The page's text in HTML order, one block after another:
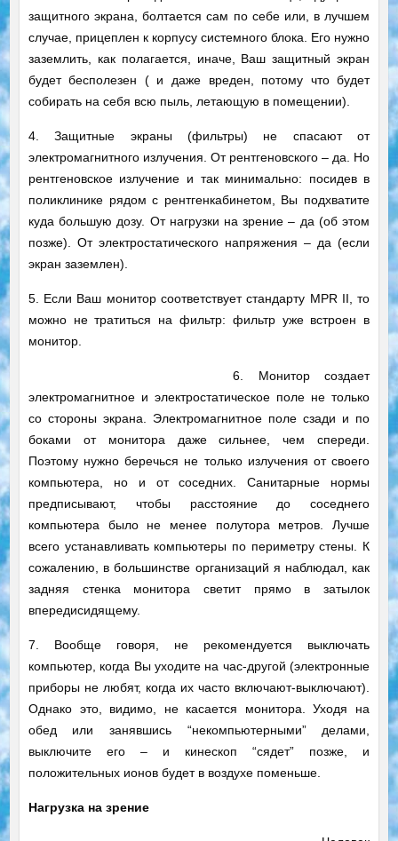
защитного экрана, болтается сам по себе или, в лучшем
случае, прицеплен к корпусу системного блока. Его нужно
заземлить, как полагается, иначе, Ваш защитный экран
будет бесполезен ( и даже вреден, потому что будет
собирать на себя всю пыль, летающую в помещении).
4. Защитные экраны (фильтры) не спасают от
электромагнитного излучения. От рентгеновского – да. Но
рентгеновское излучение и так минимально: посидев в
поликлинике рядом с рентгенкабинетом, Вы подхватите
куда большую дозу. От нагрузки на зрение – да (об этом
позже). От электростатического напряжения – да (если
экран заземлен).
5. Если Ваш монитор соответствует стандарту MPR II, то
можно не тратиться на фильтр: фильтр уже встроен в
монитор.
6. Монитор создает
электромагнитное и электростатическое поле не только
со стороны экрана. Электромагнитное поле сзади и по
боками от монитора даже сильнее, чем спереди.
Поэтому нужно беречься не только излучения от своего
компьютера, но и от соседних. Санитарные нормы
предписывают, чтобы расстояние до соседнего
компьютера было не менее полутора метров. Лучше
всего устанавливать компьютеры по периметру стены. К
сожалению, в большинстве организаций я наблюдал, как
задняя стенка монитора светит прямо в затылок
впередисидящему.
7. Вообще говоря, не рекомендуется выключать
компьютер, когда Вы уходите на час-другой (электронные
приборы не любят, когда их часто включают-выключают).
Однако это, видимо, не касается монитора. Уходя на
обед или занявшись “некомпьютерными” делами,
выключите его – и кинескоп “сядет” позже, и
положительных ионов будет в воздухе поменьше.
Нагрузка на зрение